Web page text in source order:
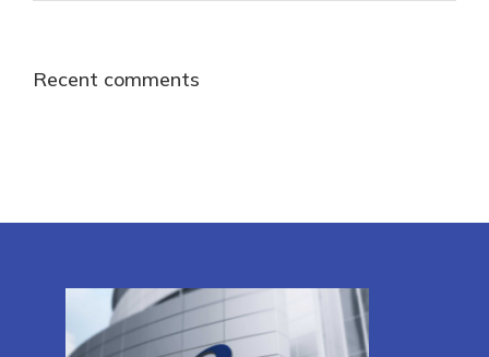
Recent comments